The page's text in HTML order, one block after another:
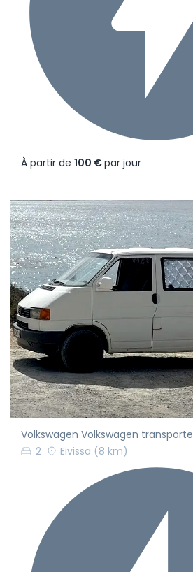
À partir de 100 €par jour
Volkswagen Volkswagen transporte
2
Eivissa (8 km)